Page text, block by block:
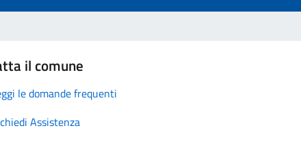
il comune
le domande frequenti
Assistenza